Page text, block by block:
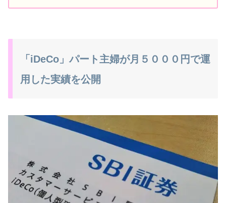
「iDeCo」パート主婦が月５０００円で運
用した実績を公開